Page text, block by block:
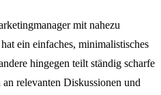
mit nahezu
ein einfaches, minimalistisches
hingegen teilt ständig scharfe
relevanten Diskussionen und